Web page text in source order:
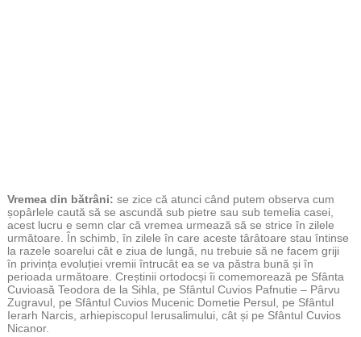
Vremea din bătrâni: se zice că atunci când putem observa cum
șopârlele caută să se ascundă sub pietre sau sub temelia casei,
acest lucru e semn clar că vremea urmează să se strice în zilele
următoare. În schimb, în zilele în care aceste târâtoare stau întinse
la razele soarelui cât e ziua de lungă, nu trebuie să ne facem griji
în privința evoluției vremii întrucât ea se va păstra bună și în
perioada următoare. Creștinii ortodocși îi comemorează pe Sfânta
Cuvioasă Teodora de la Sihla, pe Sfântul Cuvios Pafnutie – Pârvu
Zugravul, pe Sfântul Cuvios Mucenic Dometie Persul, pe Sfântul
Ierarh Narcis, arhiepiscopul Ierusalimului, cât și pe Sfântul Cuvios
Nicanor.